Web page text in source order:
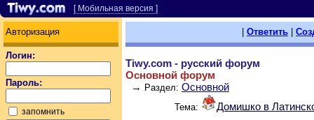
[ Мобильная версия ]
Авторизация
Логин:
Пароль:
запомнить
Ответить
Tiwy.com - русский форум
Основной форум
→ Раздел: Основной
Тема: Домишко в